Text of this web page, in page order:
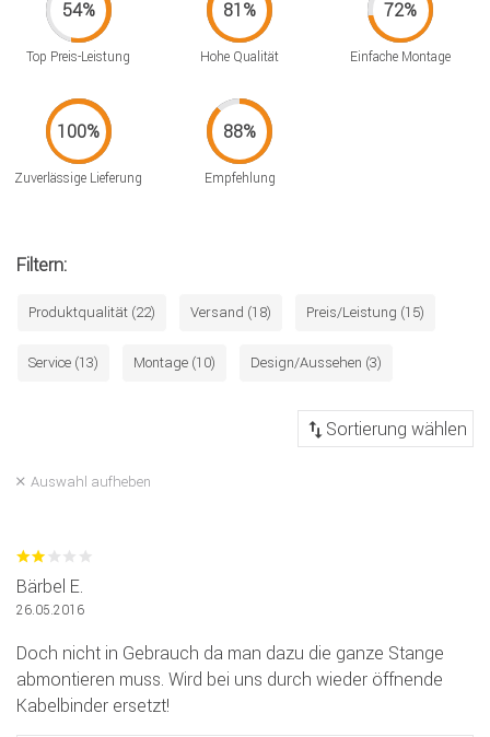
Top Preis-Leistung Hohe Qualität Einfache Montage
Zuverlässige Lieferung Empfehlung
Filtern:
Produktqualität (22) Versand (18) Preis/Leistung (15)
Service (13) Montage (10) Design/Aussehen (3)
Auswahl aufheben
Bärbel E.
26.05.2016
Doch nicht in Gebrauch da man dazu die ganze Stange
abmontieren muss. Wird bei uns durch wieder öffnende
Kabelbinder ersetzt!